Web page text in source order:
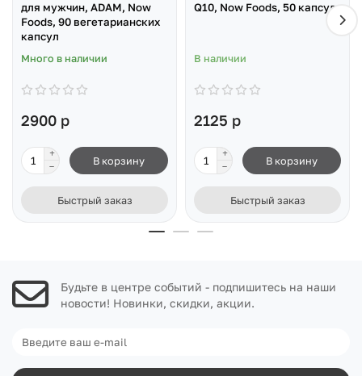
для мужчин, ADAM, Now
Foods, 90 вегетарианских
капсул
Много в наличии
2900 р
В корзину
Быстрый заказ
Q10, Now Foods, 50 капсул
В наличии
2125 р
В корзину
Быстрый заказ
Будьте в центре событий - подпишитесь на наши
новости! Новинки, скидки, акции.